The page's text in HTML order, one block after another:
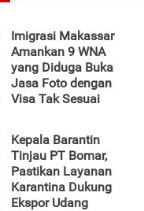
Imigrasi Makassar
Amankan 9 WNA
yang Diduga Buka
Jasa Foto dengan
Visa Tak Sesuai
Kepala Barantin
Tinjau PT Bomar,
Pastikan Layanan
Karantina Dukung
Ekspor Udang